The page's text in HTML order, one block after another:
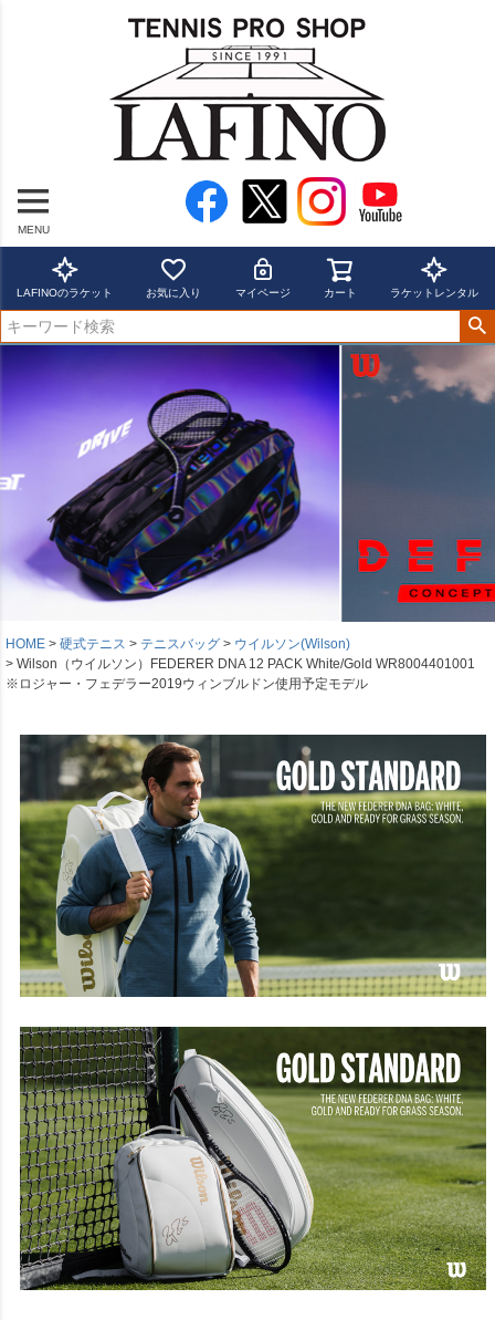
MENU
LAFINOのラケット お気に入り マイページ カート ラケットレンタル
HOME 硬式テニス テニスバッグ
ウイルソン(Wilson)
Wilson（ウイルソン）FEDERER DNA 12 PACK White/Gold WR8004401001
※ロジャー・フェデラー2019ウィンブルドン使用予定モデル